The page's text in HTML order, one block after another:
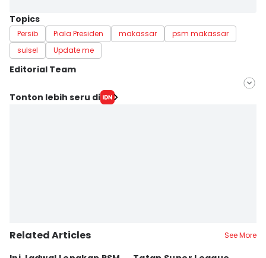
Topics
Persib Piala Presiden makassar
psm makassar
sulsel
Update me
Editorial Team
Editor
Tonton lebih seru di
Related Articles See More